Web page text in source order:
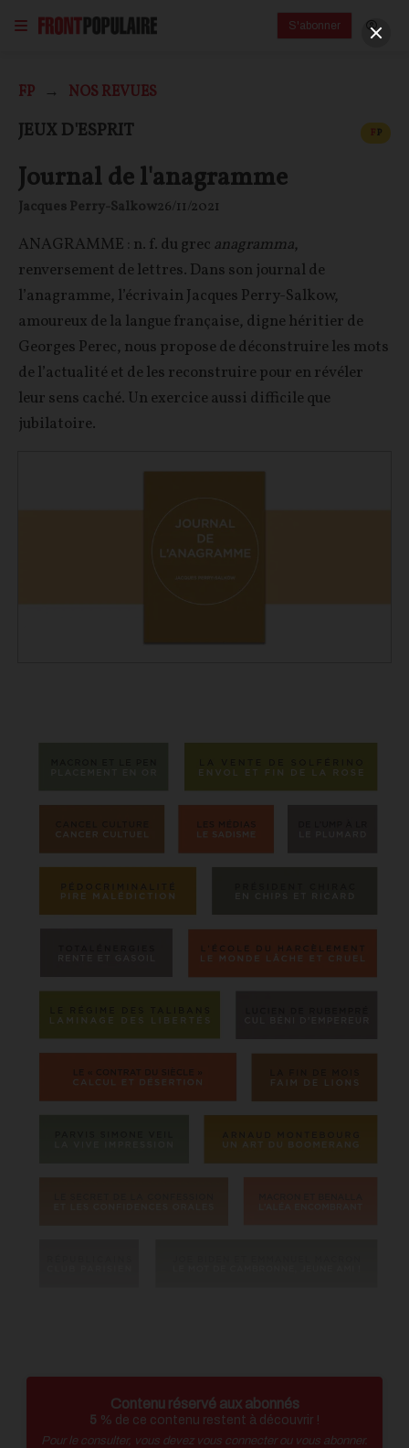
S'abonner
FP NOS REVUES
JEUX D'ESPRIT FP
Journal de l'anagramme
Jacques Perry-Salkow26/11/2021
ANAGRAMME : n. f. du grec anagramma,
renversement de lettres. Dans son journal de
l’anagramme, l’écrivain Jacques Perry-Salkow,
amoureux de la langue française, digne héritier de
Georges Perec, nous propose de déconstruire les mots
de l’actualité et de les reconstruire pour en révéler
leur sens caché. Un exercice aussi difficile que
jubilatoire.
Contenu réservé aux abonnés
5 % de ce contenu restent à découvrir !
Pour le consulter, vous devez vous connecter ou vous abonner.